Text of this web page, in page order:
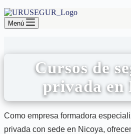
Menú
Cursos de
privada en
Como empresa formadora
privada con sede en Nicoya,